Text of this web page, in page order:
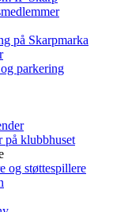
på Skarpmarka
parkering
på klubbhuset
og støttespillere